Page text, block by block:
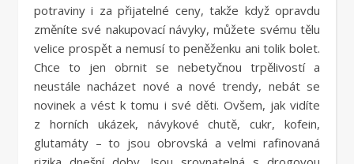
potraviny i za přijatelné ceny, takže když opravdu
změníte své nakupovací návyky, můžete svému tělu
velice prospět a nemusí to peněženku ani tolik bolet.
Chce to jen obrnit se nebetyčnou trpělivostí a
neustále nacházet nové a nové trendy, nebát se
novinek a vést k tomu i své děti. Ovšem, jak vidíte
z horních ukázek, návykové chutě, cukr, kofein,
glutamáty – to jsou obrovská a velmi rafinovaná